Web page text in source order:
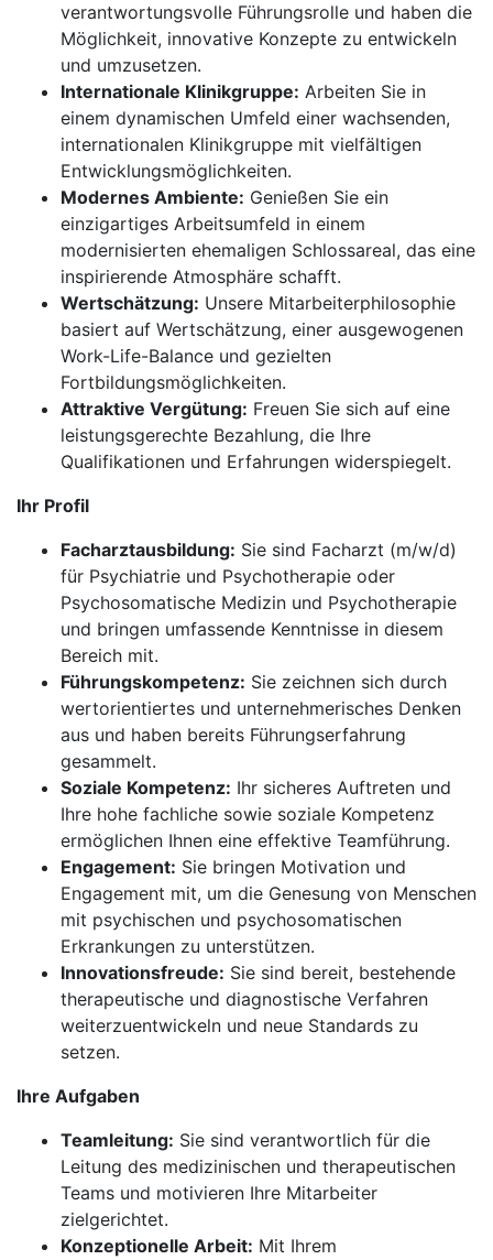
verantwortungsvolle Führungsrolle und haben die
Möglichkeit, innovative Konzepte zu entwickeln
und umzusetzen.
Internationale Klinikgruppe: Arbeiten Sie in
einem dynamischen Umfeld einer wachsenden,
internationalen Klinikgruppe mit vielfältigen
Entwicklungsmöglichkeiten.
Modernes Ambiente: Genießen Sie ein
einzigartiges Arbeitsumfeld in einem
modernisierten ehemaligen Schlossareal, das eine
inspirierende Atmosphäre schafft.
Wertschätzung: Unsere Mitarbeiterphilosophie
basiert auf Wertschätzung, einer ausgewogenen
Work-Life-Balance und gezielten
Fortbildungsmöglichkeiten.
Attraktive Vergütung: Freuen Sie sich auf eine
leistungsgerechte Bezahlung, die Ihre
Qualifikationen und Erfahrungen widerspiegelt.
Ihr Profil
Facharztausbildung: Sie sind Facharzt (m/w/d)
für Psychiatrie und Psychotherapie oder
Psychosomatische Medizin und Psychotherapie
und bringen umfassende Kenntnisse in diesem
Bereich mit.
Führungskompetenz: Sie zeichnen sich durch
wertorientiertes und unternehmerisches Denken
aus und haben bereits Führungserfahrung
gesammelt.
Soziale Kompetenz: Ihr sicheres Auftreten und
Ihre hohe fachliche sowie soziale Kompetenz
ermöglichen Ihnen eine effektive Teamführung.
Engagement: Sie bringen Motivation und
Engagement mit, um die Genesung von Menschen
mit psychischen und psychosomatischen
Erkrankungen zu unterstützen.
Innovationsfreude: Sie sind bereit, bestehende
therapeutische und diagnostische Verfahren
weiterzuentwickeln und neue Standards zu
setzen.
Ihre Aufgaben
Teamleitung: Sie sind verantwortlich für die
Leitung des medizinischen und therapeutischen
Teams und motivieren Ihre Mitarbeiter
zielgerichtet.
Konzeptionelle Arbeit: Mit Ihrem